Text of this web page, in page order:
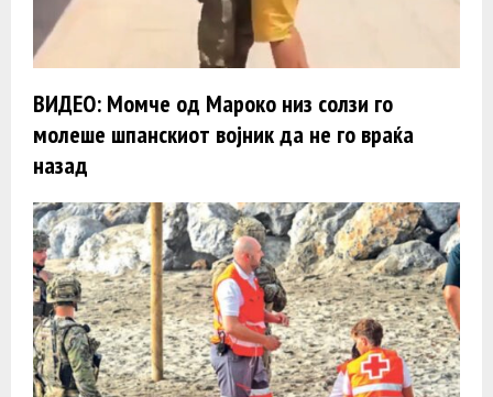
ВИДЕО: Момче од Мароко низ солзи го
молеше шпанскиот војник да не го враќа
назад